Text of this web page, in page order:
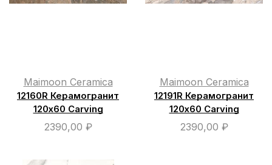
Maimoon Ceramica
12160R Керамогранит
120х60 Carving
2390,00 ₽
Maimoon Ceramica
12191R Керамогранит
120х60 Carving
2390,00 ₽